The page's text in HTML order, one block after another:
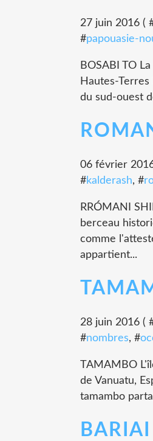
27 juin 2016 (
#papouasie-
BOSABI TO
Hautes-
du sud-ouest
06 février
#kalderash, #
RRÓMANI
berceau
comme
appartient...
28 juin 2016 (
#nombres, #
TAMAMBO
de Vanuatu,
tamambo
BARIAI